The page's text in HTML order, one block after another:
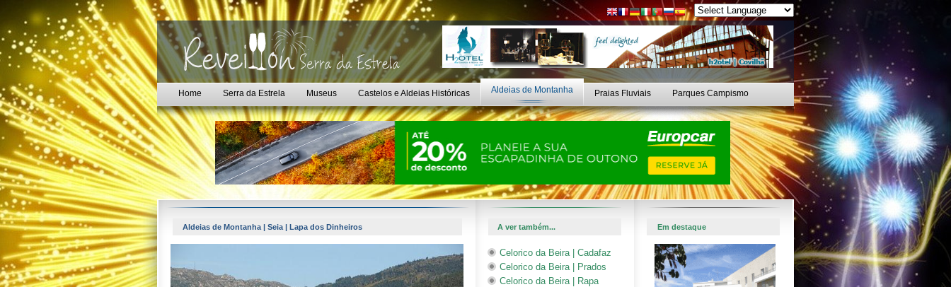
Home Serra da Estrela Museus Castelos e Aldeias Históricas Aldeias de Montanha Praias Fluviais Parques Campismo
Aldeias de Montanha | Seia | Lapa dos Dinheiros A ver também... Em destaque
Celorico da Beira | Cadafaz
Celorico da Beira | Prados
Celorico da Beira | Rapa